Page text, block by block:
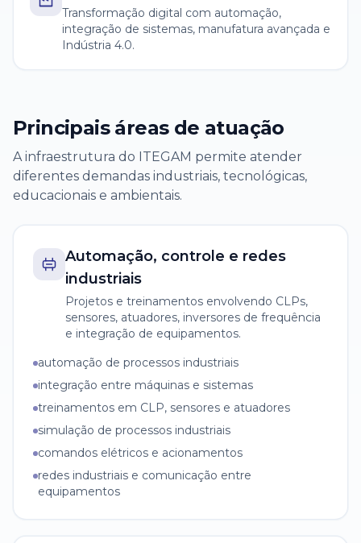
Transformação digital com automação,
integração de sistemas, manufatura avançada e
Indústria 4.0.
Principais áreas de atuação
A infraestrutura do ITEGAM permite atender
diferentes demandas industriais, tecnológicas,
educacionais e ambientais.
Automação, controle e redes
industriais
Projetos e treinamentos envolvendo CLPs,
sensores, atuadores, inversores de frequência
e integração de equipamentos.
automação de processos industriais
integração entre máquinas e sistemas
treinamentos em CLP, sensores e atuadores
simulação de processos industriais
comandos elétricos e acionamentos
redes industriais e comunicação entre
equipamentos